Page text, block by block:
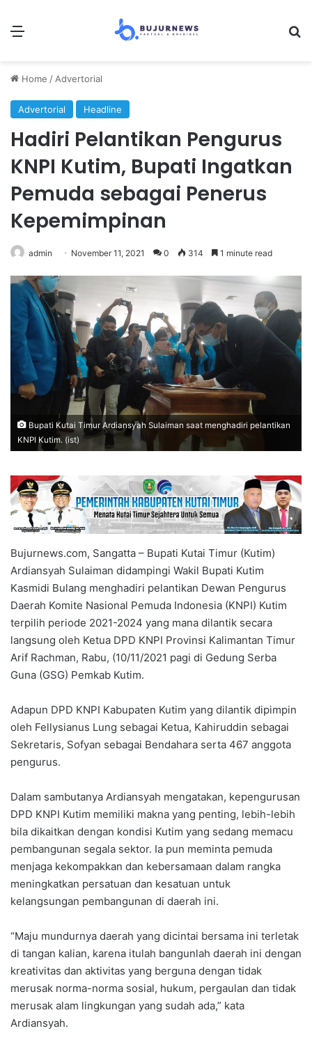
Menu
Home / Advertorial
Advertorial Headline
Hadiri Pelantikan Pengurus
KNPI Kutim, Bupati Ingatkan
Pemuda sebagai Penerus
Kepemimpinan
admin November 11, 2021 0 314 1 minute read
Bupati Kutai Timur Ardiansyah Sulaiman saat menghadiri pelantikan
KNPI Kutim. (ist)
Bujurnews.com, Sangatta – Bupati Kutai Timur (Kutim)
Ardiansyah Sulaiman didampingi Wakil Bupati Kutim
Kasmidi Bulang menghadiri pelantikan Dewan Pengurus
Daerah Komite Nasional Pemuda Indonesia (KNPI) Kutim
terpilih periode 2021-2024 yang mana dilantik secara
langsung oleh Ketua DPD KNPI Provinsi Kalimantan Timur
Arif Rachman, Rabu, (10/11/2021 pagi di Gedung Serba
Guna (GSG) Pemkab Kutim.
Adapun DPD KNPI Kabupaten Kutim yang dilantik dipimpin
oleh Fellysianus Lung sebagai Ketua, Kahiruddin sebagai
Sekretaris, Sofyan sebagai Bendahara serta 467 anggota
pengurus.
Dalam sambutanya Ardiansyah mengatakan, kepengurusan
DPD KNPI Kutim memiliki makna yang penting, lebih-lebih
bila dikaitkan dengan kondisi Kutim yang sedang memacu
pembangunan segala sektor. Ia pun meminta pemuda
menjaga kekompakkan dan kebersamaan dalam rangka
meningkatkan persatuan dan kesatuan untuk
kelangsungan pembangunan di daerah ini.
“Maju mundurnya daerah yang dicintai bersama ini terletak
di tangan kalian, karena itulah bangunlah daerah ini dengan
kreativitas dan aktivitas yang berguna dengan tidak
merusak norma-norma sosial, hukum, pergaulan dan tidak
merusak alam lingkungan yang sudah ada,” kata
Ardiansyah.